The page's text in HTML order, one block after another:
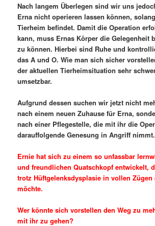
Nach langem Überlegen sind wir uns
Erna nicht operieren lassen können,
Tierheim befindet. Damit die Operation
kann, muss Ernas Körper die Gelegenheit
zu können. Hierbei sind Ruhe und
das A und O. Wie man sich sicher
der aktuellen Tierheimsituation sehr
umsetzbar.
Aufgrund dessen suchen wir jetzt nicht
nach einem neuen Zuhause für Erna,
nach einer Pflegestelle, die mit ihr die
darauffolgende Genesung in Angriff nimmt.
Ernie hat sich zu einem so unfassbar
und freundlichen Quatschkopf entwickelt,
trotz Hüftgelenksdysplasie in vollen Zügen
möchte.
Wer könnte sich vorstellen den Weg zu
mit ihr zu gehen?